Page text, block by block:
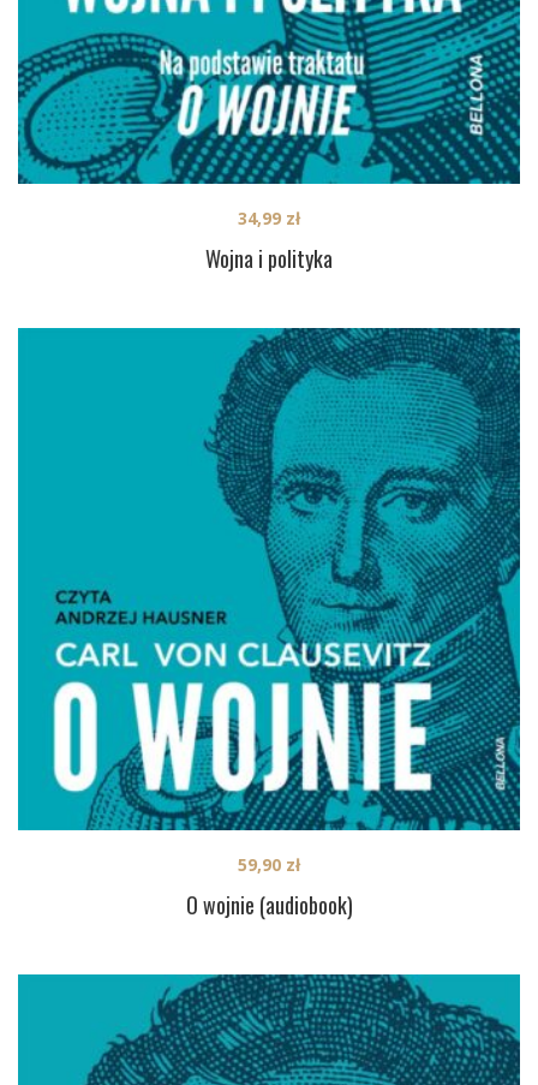
Wojna i polityka
34,99 zł
O wojnie (audiobook)
59,90 zł